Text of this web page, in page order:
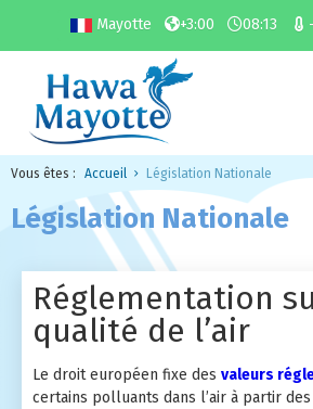
Mayotte +3:00 08:13
Nous
Présentation et missions
Membres et partenaires
Espace presse
Actualités
Air et Polluants
Les polluants
Air que nous respirons
Les bonnes mani'air
Législation
Réglementation locale
Législation Nationale
Surveillance
Cartographie
Etudes et publications
Vous êtes : Accueil Législation Nationale
Législation Nationale
Réglementation
qualité de l’air
Le droit européen fixe des valeurs
certains polluants dans l’air à partir